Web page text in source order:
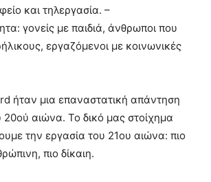
και τηλεργασία. –
γονείς με παιδιά, άνθρωποι που
εργαζόμενοι με κοινωνικές
ήταν μια επαναστατική απάντηση
20ού αιώνα. Το δικό μας στοίχημα
την εργασία του 21ου αιώνα: πιο
πιο δίκαιη.